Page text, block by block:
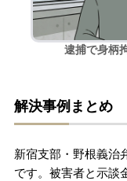
刑事事件を
弁護士紹介
弁護士費用
逮捕で身柄
解決事例まとめ
新宿支部・野根義治
です。被害者と示談